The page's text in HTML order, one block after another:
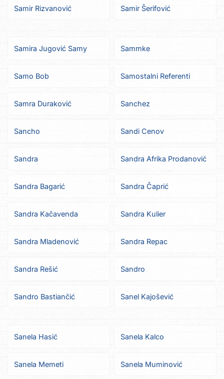
Samir Rizvanović Samir Šerifović
Samira Jugović Samy Sammke
Samo Bob Samostalni Referenti
Samra Duraković Sanchez
Sancho Sandi Cenov
Sandra Sandra Afrika Prodanović
Sandra Bagarić Sandra Čaprić
Sandra Kačavenda Sandra Kulier
Sandra Mladenović Sandra Repac
Sandra Rešić Sandro
Sandro Bastiančić Sanel Kajošević
Sanela Hasić Sanela Kalco
Sanela Memeti Sanela Muminović